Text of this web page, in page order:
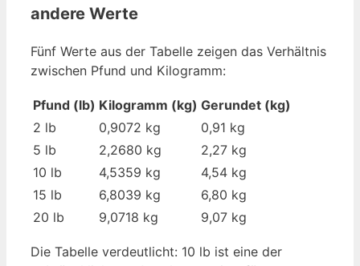
andere Werte
Fünf Werte aus der Tabelle zeigen das Verhältnis
zwischen Pfund und Kilogramm:
Pfund (lb) Kilogramm (kg) Gerundet (kg)
2 lb
0,9072 kg
0,91 kg
5 lb
2,2680 kg
2,27 kg
10 lb
4,5359 kg
4,54 kg
15 lb
6,8039 kg
6,80 kg
20 lb
9,0718 kg 9,07 kg
Die Tabelle verdeutlicht: 10 lb ist eine der